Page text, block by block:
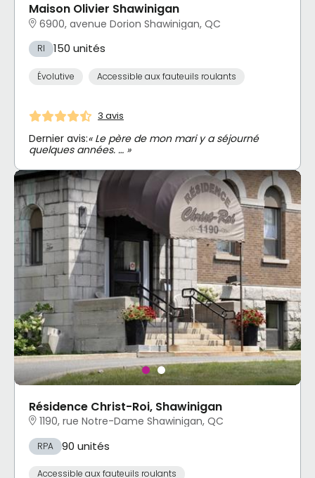
Maison Olivier Shawinigan
6900, avenue Dorion Shawinigan, QC
RI 150 unités
Évolutive Accessible aux fauteuils roulants
3 avis
Dernier avis:« Le père de mon mari y a séjourné
quelques années. … »
Résidence Christ-Roi, Shawinigan
1190, rue Notre-Dame Shawinigan, QC
RPA 90 unités
Accessible aux fauteuils roulants